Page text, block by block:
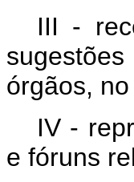
III -
órgãos,
IV -
e fóruns